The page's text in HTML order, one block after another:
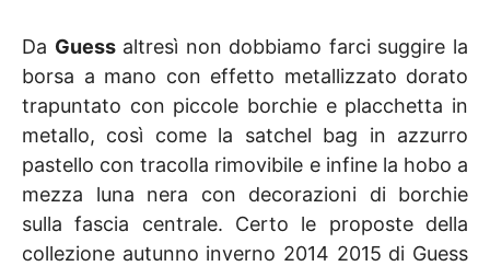
Da Guessaltresì non dobbiamo farci suggire la
borsa a mano con effetto metallizzato dorato
trapuntato con piccole borchie e placchetta in
metallo, così come la satchel bag in azzurro
pastello con tracolla rimovibile e infine la hobo a
mezza luna nera con decorazioni di borchie
sulla fascia centrale. Certo le proposte della
collezione autunno inverno 2014 2015 di Guess